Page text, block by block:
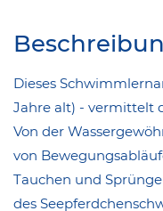
Dieses
Jahre alt) - vermittelt
Von der
von
Tauchen und
des